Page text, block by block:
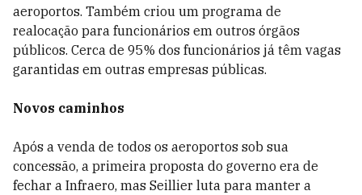
aeroportos. Também criou um programa de
realocação para funcionários em outros órgãos
públicos. Cerca de 95% dos funcionários já têm vagas
garantidas em outras empresas públicas.
Novos caminhos
Após a venda de todos os aeroportos sob sua
concessão, a primeira proposta do governo era de
fechar a Infraero, mas Seillier luta para manter a